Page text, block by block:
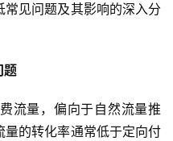
见问题及其影响的深入分
题
流量，偏向于自然流量推
的转化率通常低于定向付